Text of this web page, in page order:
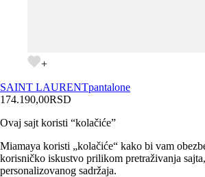
+
SAINT LAURENTpantalone
174.190,00RSD
Ovaj sajt koristi “kolačiće”
Miamaya koristi „kolačiće“ kako bi vam
korisničko iskustvo prilikom pretraživanja
personalizovanog sadržaja.